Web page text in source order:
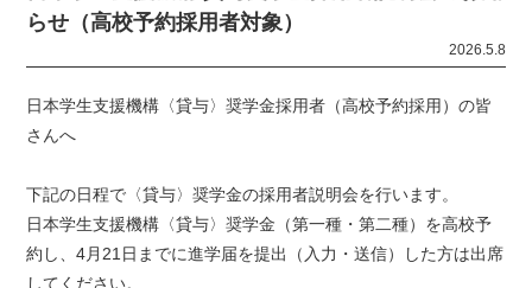
らせ（高校予約採用者対象）
2026.5.8
日本学生支援機構〈貸与〉奨学金採用者（高校予約採用）の皆
さんへ
下記の日程で〈貸与〉奨学金の採用者説明会を行います。
日本学生支援機構〈貸与〉奨学金（第一種・第二種）を高校予
約し、4月21日までに進学届を提出（入力・送信）した方は出席
してください。